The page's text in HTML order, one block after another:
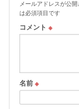
メールアドレスが公
は必須項目です
コメント ※
名前 ※